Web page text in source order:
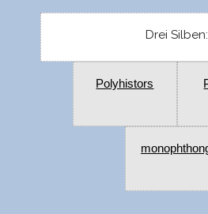
Drei Silben:
Polyhistors